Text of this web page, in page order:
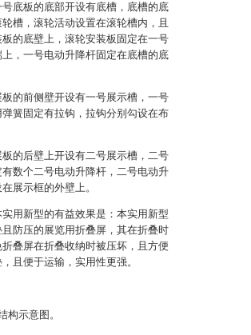
底板的底部开设有底槽，底槽的底
槽，滚轮活动设置在滚轮槽内，且
的底壁上，滚轮安装板固定在一号
，一号电动升降杆固定在底槽的底
的前侧壁开设有一号展示槽，一号
簧固定有拉钩，拉钩分别勾设在布
的后壁上开设有二号展示槽，二号
数个二号电动升降杆，二号电动升
展示框的外壁上。
用新型的有益效果是：本实用新型
防压的展览用折叠屏，其在折叠时
叠屏在折叠收纳时被压坏，且方便
且便于运输，实用性更强。
构示意图。